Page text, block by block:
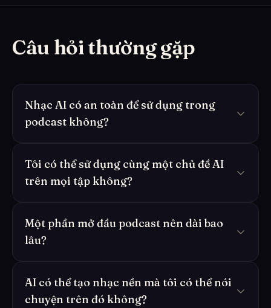
Câu hỏi thường gặp
Nhạc AI có an toàn để sử dụng trong
podcast không?
Tôi có thể sử dụng cùng một chủ đề AI
trên mọi tập không?
Một phần mở đầu podcast nên dài bao
lâu?
AI có thể tạo nhạc nền mà tôi có thể nói
chuyện trên đó không?